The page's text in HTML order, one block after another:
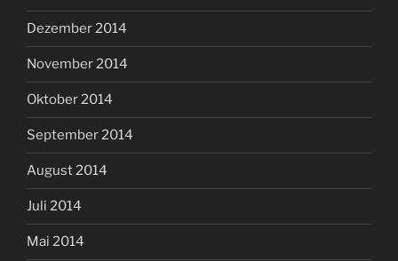
Dezember 2014
November 2014
Oktober 2014
September 2014
August 2014
Juli 2014
Mai 2014